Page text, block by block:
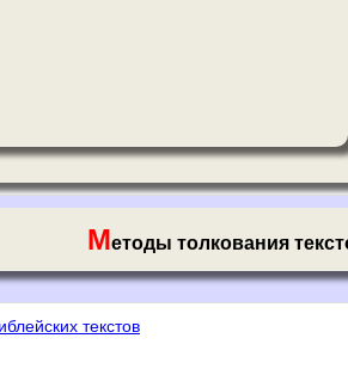
Методы толкования
текстов